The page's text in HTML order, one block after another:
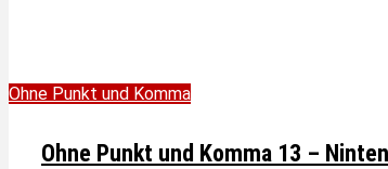
Ohne Punkt und Komma
Ohne Punkt und Komma 13 –